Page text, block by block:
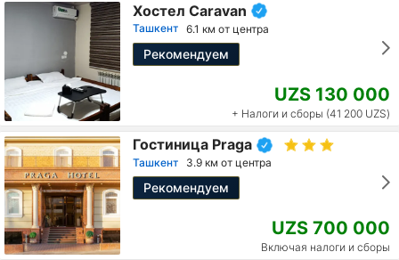
Хостел Caravan
Ташкент 6.1 км от центра
Рекомендуем
UZS 130 000
+ Налоги и сборы (41 200 UZS)
Гостиница Praga
Ташкент 3.9 км от центра
Рекомендуем
UZS 700 000
Включая налоги и сборы